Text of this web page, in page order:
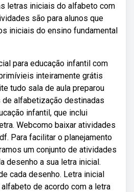
letras iniciais do alfabeto com
são para alunos que
iniciais do ensino fundamental
para educação infantil com
inteiramente grátis
tudo sala de aula preparou
alfabetização destinadas
infantil, que inclui
Webcomo baixar atividades
Para facilitar o planejamento
um conjunto de atividades
desenho a sua letra inicial.
cada desenho. Letra inicial
de acordo com a letra